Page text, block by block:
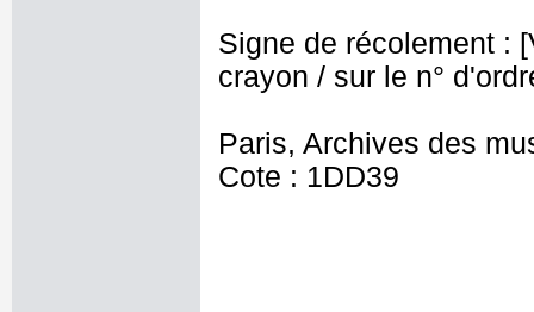
Signe de récolement :
crayon / sur le n°
Paris, Archives des
Cote : 1DD39